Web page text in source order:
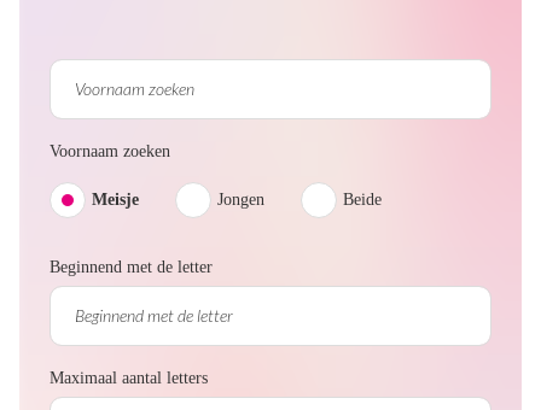
Voornaam zoeken
Meisje Jongen Beide
Beginnend met de letter
Maximaal aantal letters